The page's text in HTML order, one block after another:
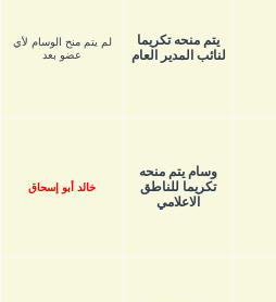
يتم منحه تكريما
لنائب المدير العام
لم يتم منح الوسام لأي
عضو بعد
وسام يتم منحه
تكريما للناطق
الاعلامي
خالد أبو إسحاق